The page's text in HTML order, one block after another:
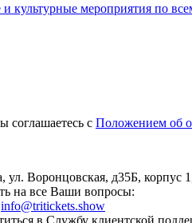
культурные мероприятия по
соглашаетесь с Положением об
ул. Воронцовская, д35Б, корпус
на все Ваши вопросы:
info@tritickets.show
в Службу клиентской